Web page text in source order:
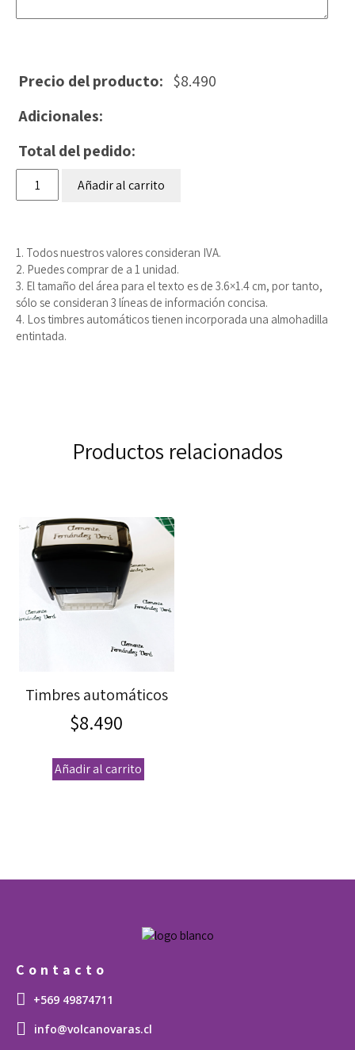
Precio del producto: $8.490
Adicionales:
Total del pedido:
automáticos Añadir al carrito
1. Todos nuestros valores consideran IVA.
2. Puedes comprar de a 1 unidad.
3. El tamaño del área para el texto es de 3.6×1.4 cm, por tanto,
sólo se consideran 3 líneas de información concisa.
4. Los timbres automáticos tienen incorporada una almohadilla
entintada.
Productos relacionados
Timbres automáticos
$8.490
Añadir al carrito
Contacto
+569 49874711
info@volcanovaras.cl